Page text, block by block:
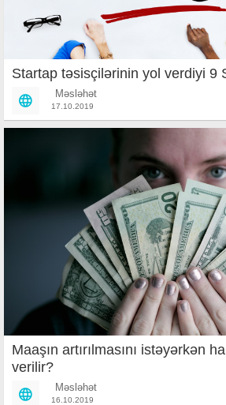
Startap təsisçilərinin yol verdiyi 9
Məsləhət
17.10.2019
Maaşın artırılmasını istəyərkən
verilir?
Məsləhət
16.10.2019